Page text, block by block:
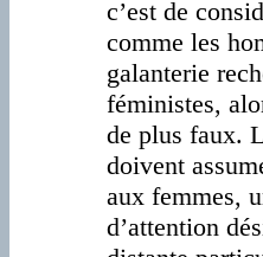
c’est de
comme les
galanterie
féministes,
de plus faux.
doivent
aux femmes,
d’attention